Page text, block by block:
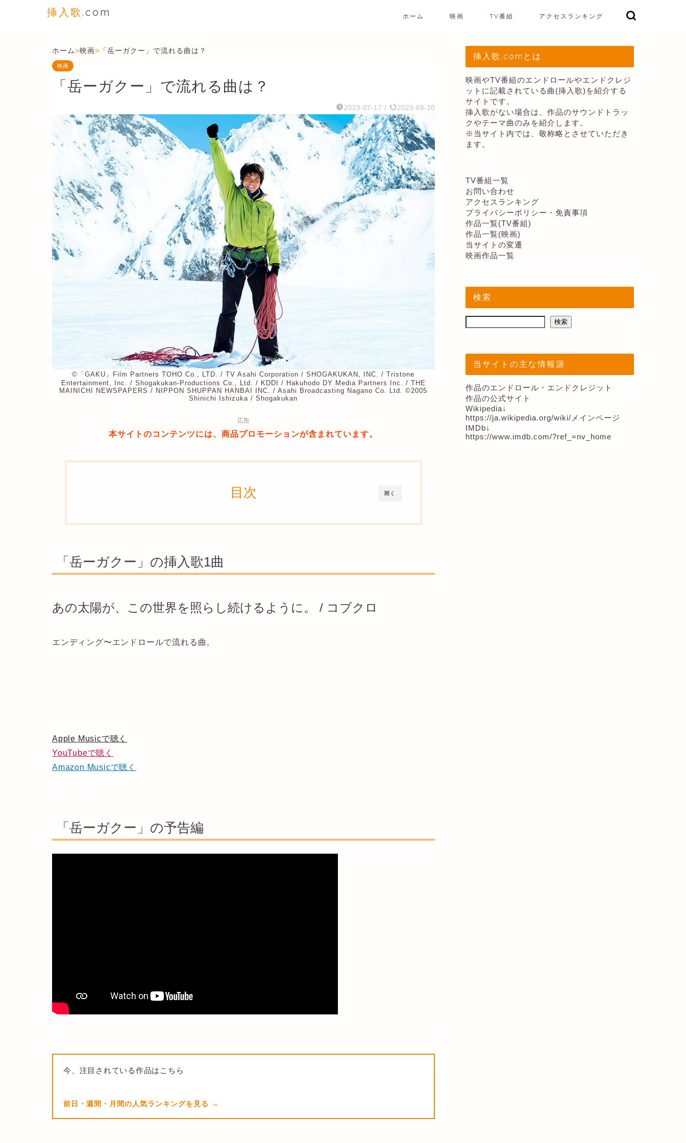
挿入歌.com ホーム 映画 TV番組 アクセスランキング
ホーム>映画> 「岳ーガクー」で流れる曲は？
映画
「岳ーガクー」で流れる曲は？
2023-07-17 / 2023-09-30
©︎「GAKU」Film Partners TOHO Co., LTD. / TV Asahi Corporation / SHOGAKUKAN, INC. / Tristone
Entertainment, Inc. / Shogakukan-Productions Co., Ltd. / KDDI / Hakuhodo DY Media Partners Inc. / THE
MAINICHI NEWSPAPERS / NIPPON SHUPPAN HANBAI INC. / Asahi Broadcasting Nagano Co. Ltd. ©︎2005
Shinichi Ishizuka / Shogakukan
広告
本サイトのコンテンツには、商品プロモーションが含まれています。
開く
目次
「岳ーガクー」の挿入歌1曲
あの太陽が、この世界を照らし続けるように。 / コブクロ
エンディング〜エンドロールで流れる曲。
Apple Musicで聴く
YouTubeで聴く
Amazon Musicで聴く
「岳ーガクー」の予告編
今、注目されている作品はこちら
前日・週間・月間の人気ランキングを見る
挿入歌.comとは
映画やTV番組のエンドロールやエンドクレジ
ットに記載されている曲(挿入歌)を紹介する
サイトです。
挿入歌がない場合は、作品のサウンドトラッ
クやテーマ曲のみを紹介します。
※当サイト内では、敬称略とさせていただき
ます。
TV番組一覧
お問い合わせ
アクセスランキング
プライバシーポリシー・免責事項
作品一覧(TV番組)
作品一覧(映画)
当サイトの変遷
映画作品一覧
検索
検索
当サイトの主な情報源
作品のエンドロール・エンドクレジット
作品の公式サイト
Wikipedia↓
https://ja.wikipedia.org/wiki/メインページ
IMDb↓
https://www.imdb.com/?ref_=nv_home